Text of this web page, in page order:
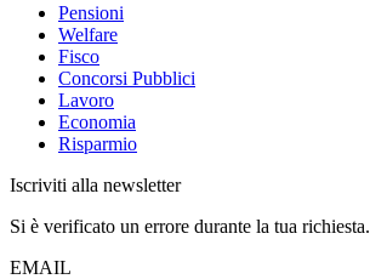
Pensioni
Welfare
Fisco
Concorsi Pubblici
Lavoro
Economia
Risparmio
Iscriviti alla newsletter
Si è verificato un errore durante la tua richiesta.
EMAIL